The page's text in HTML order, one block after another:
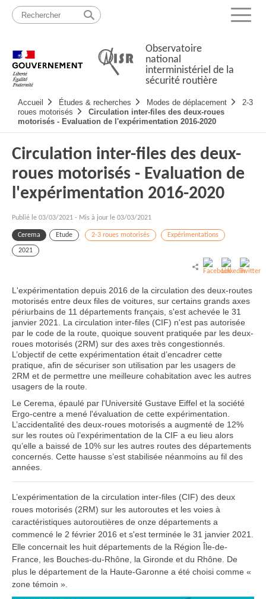
Passer
contenu
Menu
Observatoire
national
interministériel de la
sécurité routière
principale
Accueil Études & recherches Modes de déplacement
2-3
roues motorisés
Circulation inter-files des deux-roues
motorisés - Evaluation de l'expérimentation 2016-2020
Circulation inter-files des deux-
roues motorisés - Evaluation de
l'expérimentation 2016-2020
Publié le 03/03/2021 - Mis à jour le 03/03/2021
Cerema Etude 2-3 roues motorisés Expérimentations
2021
L'expérimentation depuis 2016 de la circulation des deux-routes
motorisés entre deux files de voitures, sur certains grands axes
périurbains de 11 départements français, s'est achevée le 31
janvier 2021. La circulation inter-files (CIF) n'est pas autorisée
par le code de la route, quoique souvent pratiquée par les deux-
roues motorisés (2RM) sur des axes très congestionnés.
L’objectif de cette expérimentation était d’encadrer cette
pratique, afin de sécuriser son utilisation par les usagers de
2RM et de permettre une meilleure cohabitation avec les autres
usagers de la route.
Le Cerema, épaulé par l'Université Gustave Eiffel et la société
Ergo-centre a mené l'évaluation de cette expérimentation.
L’accidentalité des deux-roues motorisés a augmenté de 12%
sur les routes où l’expérimentation de la CIF a eu lieu alors
qu’elle a baissé de 10% sur les autres routes des départements
concernés. Cette hausse s’est stabilisée néanmoins au fil des
années.
L’expérimentation de la circulation inter-files (CIF) des deux
roues motorisés (2RM) sur les autoroutes et les voies à
caractéristiques autoroutières de onze départements a
commencé le 2 février 2016 et s'est terminée le 31 janvier 2021.
Elle concernait les huit départements de la Région Île-de-
France, les Bouches-du-Rhône, la Gironde et du Rhône. De
plus le département de la Haute-Garonne a été choisi comme «
zone témoin ».